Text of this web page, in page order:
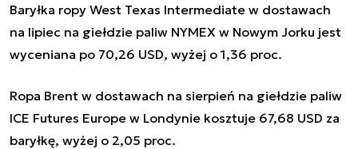
Baryłka ropy West Texas Intermediate w dostawach
na lipiec na giełdzie paliw NYMEX w Nowym Jorku jest
wyceniana po 70,26 USD, wyżej o 1,36 proc.
Ropa Brent w dostawach na sierpień na giełdzie paliw
ICE Futures Europe w Londynie kosztuje 67,68 USD za
baryłkę, wyżej o 2,05 proc.